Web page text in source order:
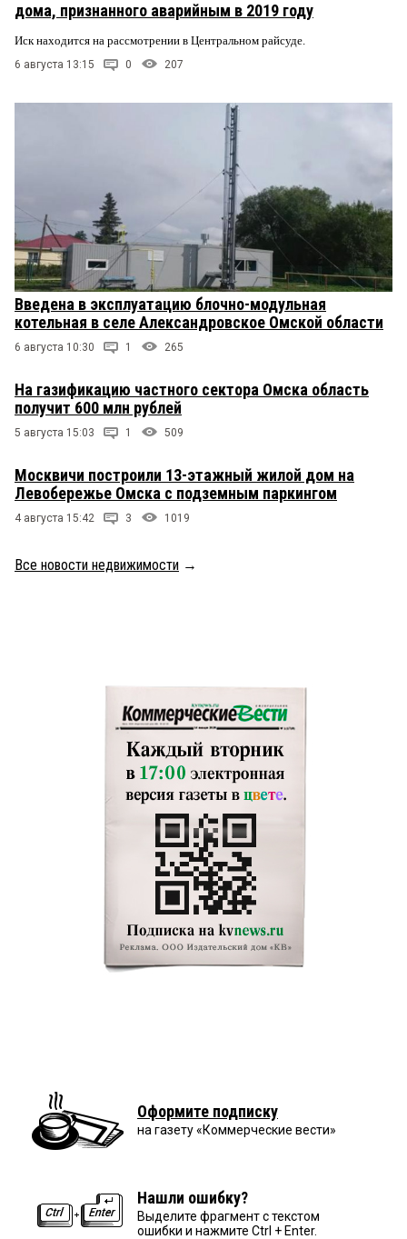
дома, признанного аварийным в 2019 году
Иск находится на рассмотрении в Центральном райсуде.
6 августа 13:15 0 207
Введена в эксплуатацию блочно-модульная
котельная в селе Александровское Омской области
6 августа 10:30 1 265
На газификацию частного сектора Омска область
получит 600 млн рублей
5 августа 15:03 1 509
Москвичи построили 13-этажный жилой дом на
Левобережье Омска с подземным паркингом
4 августа 15:42 3 1019
Все новости недвижимости →
Оформите подписку
на газету «Коммерческие вести»
Нашли ошибку?
Выделите фрагмент с текстом
ошибки и нажмите Ctrl + Enter.